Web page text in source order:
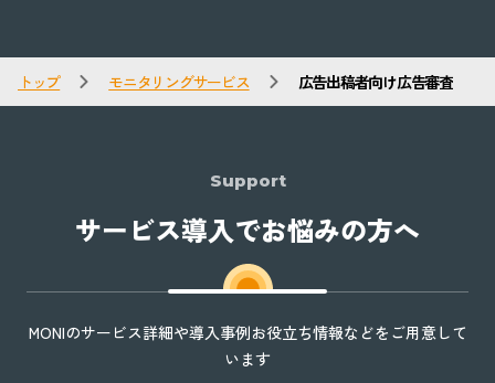
トップ モニタリングサービス 広告出稿者向け広告審査
Support
サービス導入でお悩みの方へ
MONIのサービス詳細や導入事例お役立ち情報などをご用意して
います